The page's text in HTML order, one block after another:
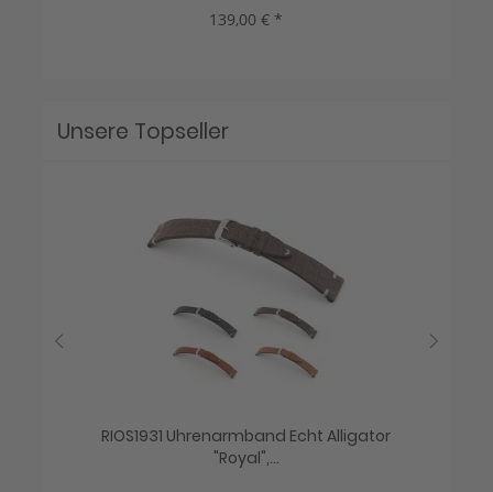
Unsere Topseller
RIOS1931 Uhrenarmband Echt Alligator
"Royal",...
139,00 € *